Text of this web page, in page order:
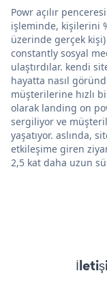
Powr açılır
işleminde, kişilerini
üzerinde gerçek
constantly sosyal
ulaştırdılar. kendi
hayatta nasıl
müşterilerine hızlı
olarak landing on
sergiliyor ve
yaşatıyor. aslında,
etkileşime giren
2,5 kat daha uzun